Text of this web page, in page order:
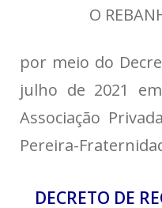
O
por meio do
julho de 2021
Associação
Pereira-
DECRETO DE